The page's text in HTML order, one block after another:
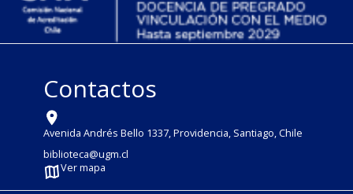
Contactos
Avenida Andrés Bello 1337, Providencia, Santiago, Chile
biblioteca@ugm.cl
Ver mapa